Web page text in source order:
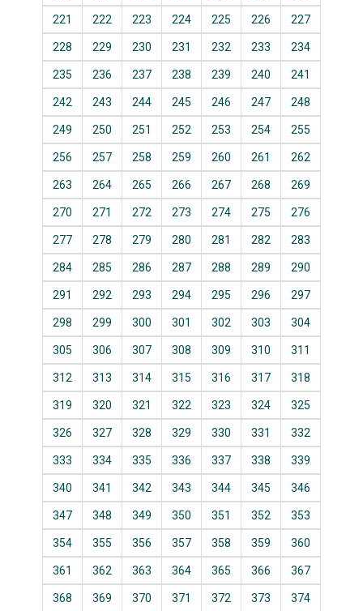
221 222 223 224 225 226 227
228 229 230 231 232 233 234
235 236 237 238 239 240 241
242 243 244 245 246 247 248
249 250 251 252 253 254 255
256 257 258 259 260 261 262
263 264 265 266 267 268 269
270 271 272 273 274 275 276
277 278 279 280 281 282 283
284 285 286 287 288 289 290
291 292 293 294 295 296 297
298 299 300 301 302 303 304
305 306 307 308 309 310 311
312 313 314 315 316 317 318
319 320 321 322 323 324 325
326 327 328 329 330 331 332
333 334 335 336 337 338 339
340 341 342 343 344 345 346
347 348 349 350 351 352 353
354 355 356 357 358 359 360
361 362 363 364 365 366 367
368 369 370 371 372 373 374